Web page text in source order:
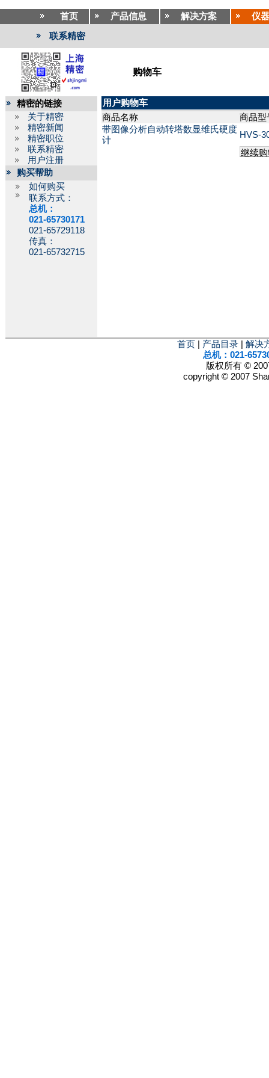
首页 产品信息 解决方案 仪
联系精密
购物车
精密的链接
关于精密
精密新闻
精密职位
联系精密
用户注册
购买帮助
如何购买
联系方式：
总机：
021-65730171
021-65729118
传真：
021-65732715
用户购物车
商品名称
商品型
带图像分析自动转塔数显维氏硬度
计
HVS-
首页 产品目录
解决
总机：021-
版权所有 ©
copyright © 2007